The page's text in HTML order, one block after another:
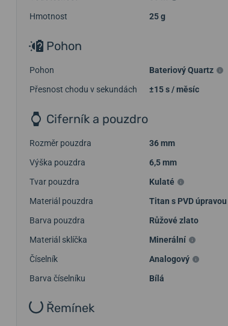
Hmotnost
25 g
Pohon
Pohon
Bateriový Quartz
Přesnost chodu v sekundách
±15 s / měsíc
Ciferník a pouzdro
Rozměr pouzdra
36 mm
Výška pouzdra
6,5 mm
Tvar pouzdra
Kulaté
Materiál pouzdra
Titan s PVD úpravou
Barva pouzdra
Růžové zlato
Materiál sklíčka
Minerální
Číselník
Analogový
Barva číselníku
Bílá
Řemínek